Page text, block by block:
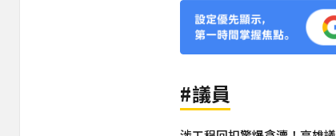
#議員